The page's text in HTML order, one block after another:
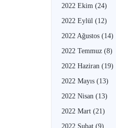
2022 Ekim (24)
2022 Eylül (12)
2022 Ağustos (14)
2022 Temmuz (8)
2022 Haziran (19)
2022 Mayıs (13)
2022 Nisan (13)
2022 Mart (21)
2022 Şubat (9)